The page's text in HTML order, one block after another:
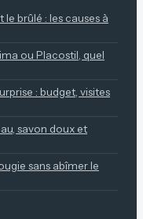
brûlé : les causes à
ou Placostil, quel
: budget, visites
savon doux et
sans abîmer le